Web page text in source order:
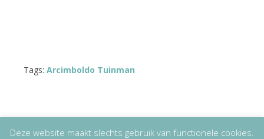
Tags: Arcimboldo Tuinman
Deze website maakt slechts gebruik van functionele cookies.